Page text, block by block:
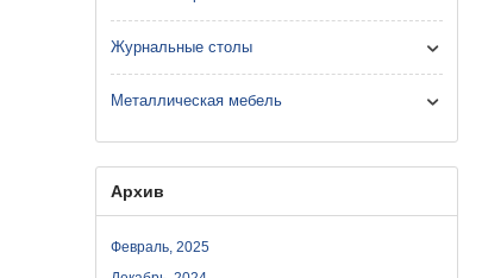
Журнальные столы
Металлическая мебель
Архив
Февраль, 2025